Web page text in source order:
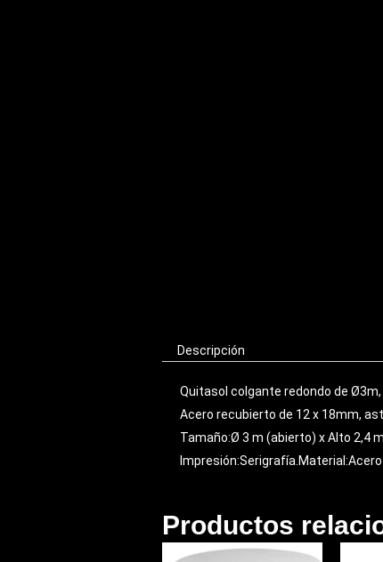
Descripción
Quitasol colgante redondo de
Acero recubierto de 12 x 18mm,
Tamaño:Ø 3 m (abierto) x Alto 2,4
Productos